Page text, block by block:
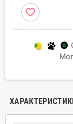
favorite_border